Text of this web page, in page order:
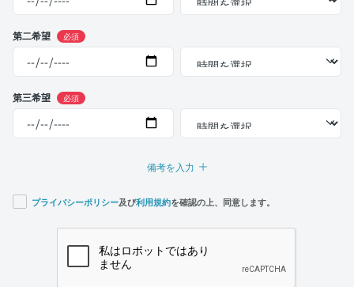
第二希望 必須
第三希望 必須
備考を入力
プライバシーポリシー及び利用規約を確認の上、同意します。